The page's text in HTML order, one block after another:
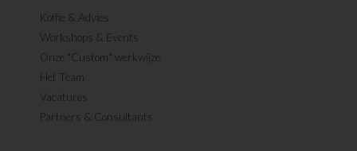
Koffie & Advies
Workshops & Events
Onze "Custom" werkwijze
Het Team
Vacatures
Partners & Consultants